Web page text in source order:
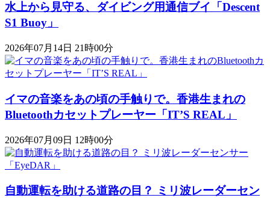
水上から見守る、ダイビング用通信ブイ「Descent
S1 Buoy​​」
2026年07月14日 21時00分
イマの音楽をあの頃の手触りで。香港生まれの
Bluetoothカセットプレーヤー「IT’S REAL」
2026年07月09日 12時00分
自動運転を助ける道路の目？ ミリ波レーダーセン